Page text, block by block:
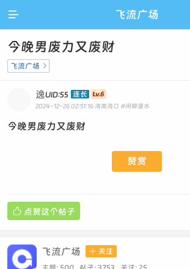
 飞流广场
今晚男废力又废财
飞流广场 
逸UID:55 连长
2024-12-26 02:51:16 海南海口 #闲聊灌水
今晚男废力又废财
赞赏
 点赞这个帖子
飞流广场  关注